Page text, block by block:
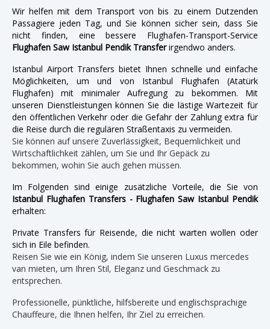
Wir helfen mit dem Transport von bis zu einem Dutzenden
Passagiere jeden Tag, und Sie können sicher sein, dass Sie
nicht finden, eine bessere Flughafen-Transport-Service
Flughafen Saw Istanbul Pendik Transferirgendwo anders.
Istanbul Airport Transfers bietet Ihnen schnelle und einfache
Möglichkeiten, um und von Istanbul Flughafen (Atatürk
Flughafen) mit minimaler Aufregung zu bekommen. Mit
unseren Dienstleistungen können Sie die lästige Wartezeit für
den öffentlichen Verkehr oder die Gefahr der Zahlung extra für
die Reise durch die regulären Straßentaxis zu vermeiden.
Sie können auf unsere Zuverlässigkeit, Bequemlichkeit und
Wirtschaftlichkeit zählen, um Sie und Ihr Gepäck zu
bekommen, wohin Sie auch gehen müssen.
Im Folgenden sind einige zusätzliche Vorteile, die Sie von
Istanbul Flughafen Transfers - Flughafen Saw Istanbul Pendik
erhalten:
Private Transfers für Reisende, die nicht warten wollen oder
sich in Eile befinden.
Reisen Sie wie ein König, indem Sie unseren Luxus mercedes
van mieten, um Ihren Stil, Eleganz und Geschmack zu
entsprechen.
Professionelle, pünktliche, hilfsbereite und englischsprachige
Chauffeure, die Ihnen helfen, Ihr Ziel zu erreichen.